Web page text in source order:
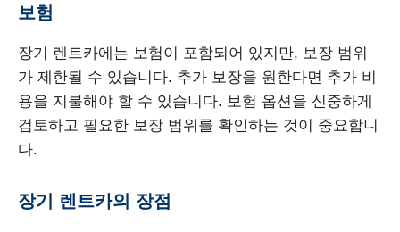
보험
장기 렌트카에는 보험이 포함되어 있지만, 보장 범위
가 제한될 수 있습니다. 추가 보장을 원한다면 추가 비
용을 지불해야 할 수 있습니다. 보험 옵션을 신중하게
검토하고 필요한 보장 범위를 확인하는 것이 중요합니
다.
장기 렌트카의 장점